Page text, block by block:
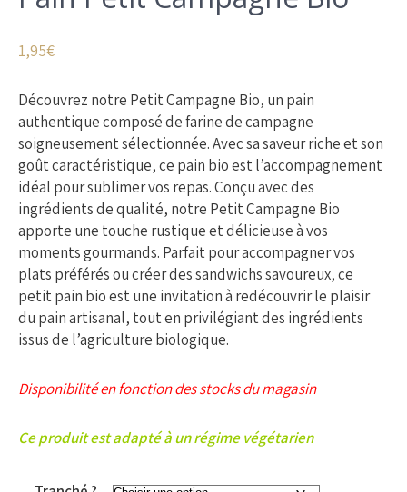
1,95€
Découvrez notre Petit Campagne Bio, un pain
authentique composé de farine de campagne
soigneusement sélectionnée. Avec sa saveur riche et son
goût caractéristique, ce pain bio est l’accompagnement
idéal pour sublimer vos repas. Conçu avec des
ingrédients de qualité, notre Petit Campagne Bio
apporte une touche rustique et délicieuse à vos
moments gourmands. Parfait pour accompagner vos
plats préférés ou créer des sandwichs savoureux, ce
petit pain bio est une invitation à redécouvrir le plaisir
du pain artisanal, tout en privilégiant des ingrédients
issus de l’agriculture biologique.
Disponibilité en fonction des stocks du magasin
Ce produit est adapté à un régime végétarien